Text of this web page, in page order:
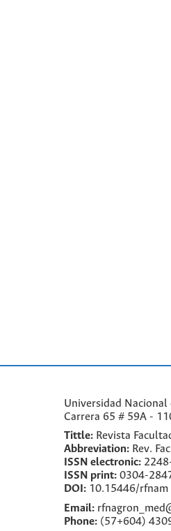
Universidad
Carrera 65 # 59A -
Tittle: Revista
Abbreviation: Rev.
ISSN electronic:
ISSN print: 0304-
DOI: 10.15446/rfnam
Email:
Phone: (57+604)